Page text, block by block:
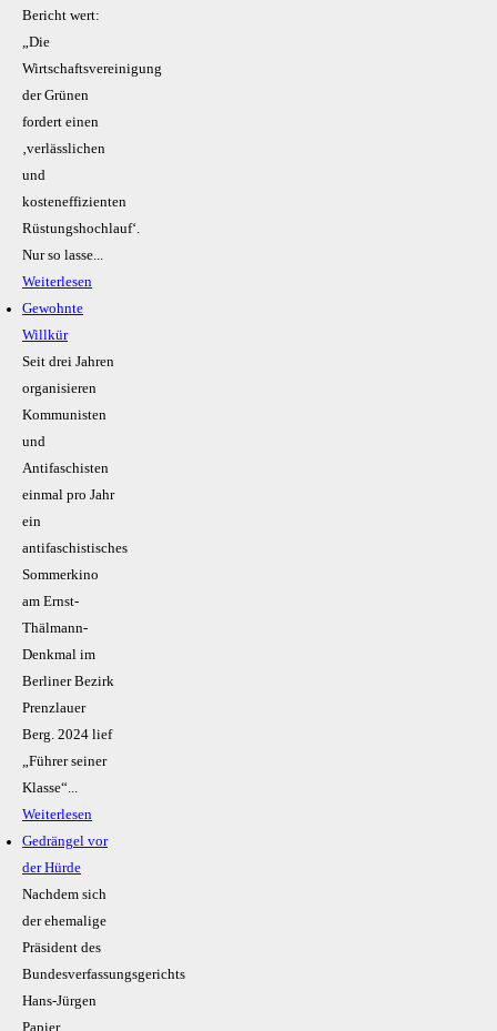
Bericht wert:
„Die
Wirtschaftsvereinigung
der Grünen
fordert einen
‚verlässlichen
und
kosteneffizienten
Rüstungshochlauf‘.
Nur so lasse...
Weiterlesen
Gewohnte
Willkür
Seit drei Jahren
organisieren
Kommunisten
und
Antifaschisten
einmal pro Jahr
ein
antifaschistisches
Sommerkino
am Ernst-
Thälmann-
Denkmal im
Berliner Bezirk
Prenzlauer
Berg. 2024 lief
„Führer seiner
Klasse“...
Weiterlesen
Gedrängel vor
der Hürde
Nachdem sich
der ehemalige
Präsident des
Bundesverfassungsgerichts
Hans-Jürgen
Papier